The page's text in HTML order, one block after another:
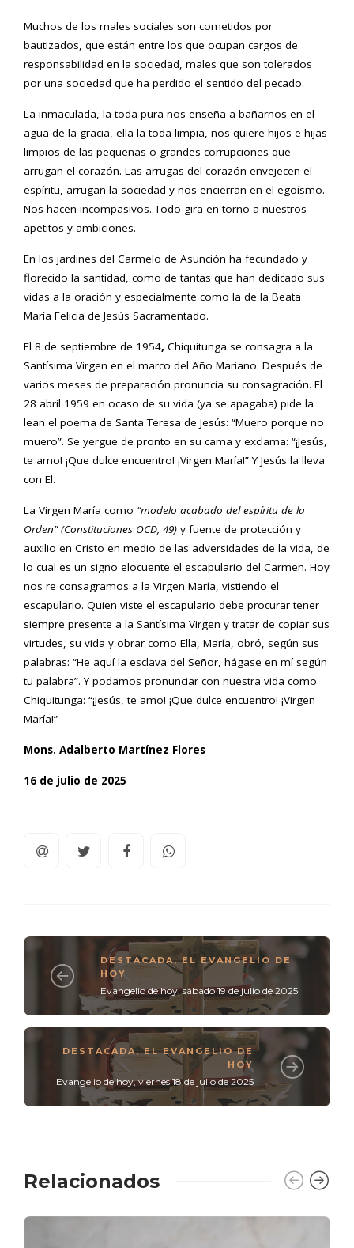
Muchos de los males sociales son cometidos por
bautizados, que están entre los que ocupan cargos de
responsabilidad en la sociedad, males que son tolerados
por una sociedad que ha perdido el sentido del pecado.
La inmaculada, la toda pura nos enseña a bañarnos en el
agua de la gracia, ella la toda limpia, nos quiere hijos e hijas
limpios de las pequeñas o grandes corrupciones que
arrugan el corazón. Las arrugas del corazón envejecen el
espíritu, arrugan la sociedad y nos encierran en el egoísmo.
Nos hacen incompasivos. Todo gira en torno a nuestros
apetitos y ambiciones.
En los jardines del Carmelo de Asunción ha fecundado y
florecido la santidad, como de tantas que han dedicado sus
vidas a la oración y especialmente como la de la Beata
María Felicia de Jesús Sacramentado.
El 8 de septiembre de 1954, Chiquitunga se consagra a la
Santísima Virgen en el marco del Año Mariano. Después de
varios meses de preparación pronuncia su consagración. El
28 abril 1959 en ocaso de su vida (ya se apagaba) pide la
lean el poema de Santa Teresa de Jesús: “Muero porque no
muero”. Se yergue de pronto en su cama y exclama: “¡Jesús,
te amo! ¡Que dulce encuentro! ¡Virgen María!” Y Jesús la lleva
con El.
La Virgen María como “modelo acabado del espíritu de la
Orden” (Constituciones OCD, 49) y fuente de protección y
auxilio en Cristo en medio de las adversidades de la vida, de
lo cual es un signo elocuente el escapulario del Carmen. Hoy
nos re consagramos a la Virgen María, vistiendo el
escapulario. Quien viste el escapulario debe procurar tener
siempre presente a la Santísima Virgen y tratar de copiar sus
virtudes, su vida y obrar como Ella, María, obró, según sus
palabras: “He aquí la esclava del Señor, hágase en mí según
tu palabra”. Y podamos pronunciar con nuestra vida como
Chiquitunga: “¡Jesús, te amo! ¡Que dulce encuentro! ¡Virgen
María!”
Mons. Adalberto Martínez Flores
16 de julio de 2025
DESTACADA,EL EVANGELIO DE
HOY
Evangelio de hoy, sábado 19 de julio de 2025
DESTACADA,EL EVANGELIO DE
HOY
Evangelio de hoy, viernes 18 de julio de 2025
Relacionados